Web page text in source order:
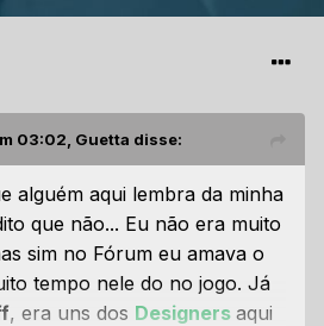
03:02, Guetta disse:
alguém aqui lembra da minha
que não... Eu não era muito
sim no Fórum eu amava o
tempo nele do no jogo. Já
, era uns dos Designers aqui